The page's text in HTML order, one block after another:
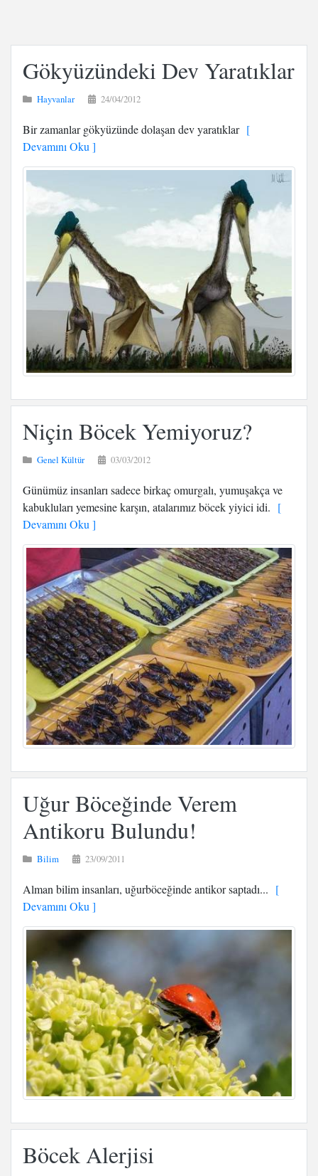
Gökyüzündeki Dev Yaratıklar
Hayvanlar 24/04/2012
Bir zamanlar gökyüzünde dolaşan dev yaratıklar[
Devamını Oku ]
Niçin Böcek Yemiyoruz?
Genel Kültür 03/03/2012
Günümüz insanları sadece birkaç omurgalı, yumuşakça ve
kabukluları yemesine karşın, atalarımız böcek yiyici idi. [
Devamını Oku ]
Uğur Böceğinde Verem
Antikoru Bulundu!
Bilim 23/09/2011
Alman bilim insanları, uğurböceğinde antikor saptadı... [
Devamını Oku ]
Böcek Alerjisi